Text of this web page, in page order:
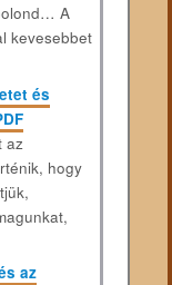
A
kevesebbet
és
az
hogy
az